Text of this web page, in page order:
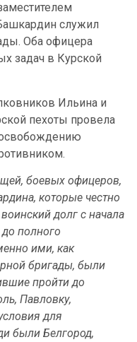
служил
Оба офицера
задач в Курской
Ильина и
пехоты провела
боевых офицеров,
которые честно
долг с начала
полного
ими, как
бригады, были
пройти до
Павловку,
для
были Белгород,